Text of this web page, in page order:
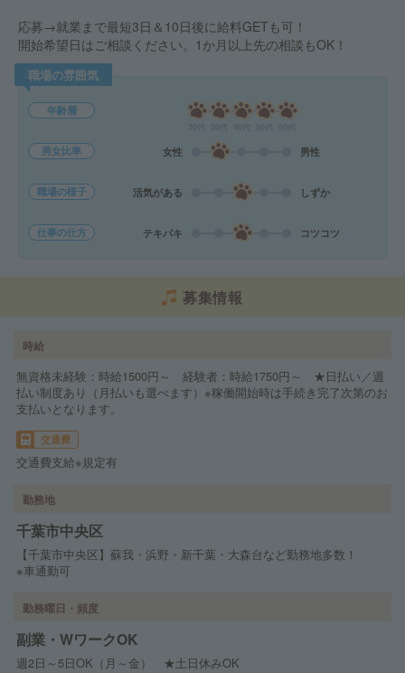
応募→就業まで最短3日＆10日後に給料GETも可！
開始希望日はご相談ください。1か月以上先の相談もOK！
職場の雰囲気
年齢層
男女比率 女性 男性
職場の様子 活気がある しずか
仕事の仕方 テキパキ コツコツ
募集情報
時給
無資格未経験：時給1500円～ 経験者：時給1750円～ ★日払い／週
払い制度あり（月払いも選べます）※稼働開始時は手続き完了次第のお
支払いとなります。
交通費
交通費支給※規定有
勤務地
千葉市中央区
【千葉市中央区】蘇我・浜野・新千葉・大森台など勤務地多数！
※車通勤可
勤務曜日・頻度
副業・WワークOK
週2日～5日OK（月～金） ★土日休みOK